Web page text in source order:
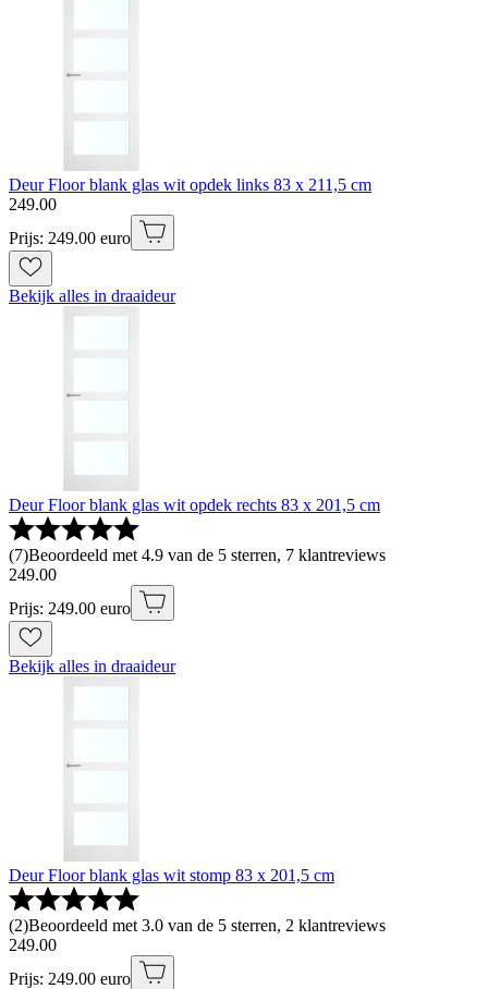
Deur Floor blank glas wit opdek links 83 x 211,5 cm
249.00
Prijs: 249.00 euro
Bekijk alles in draaideur
Deur Floor blank glas wit opdek rechts 83 x 201,5 cm
(7)Beoordeeld met 4.9 van de 5 sterren, 7 klantreviews
249.00
Prijs: 249.00 euro
Bekijk alles in draaideur
Deur Floor blank glas wit stomp 83 x 201,5 cm
(2)Beoordeeld met 3.0 van de 5 sterren, 2 klantreviews
249.00
Prijs: 249.00 euro